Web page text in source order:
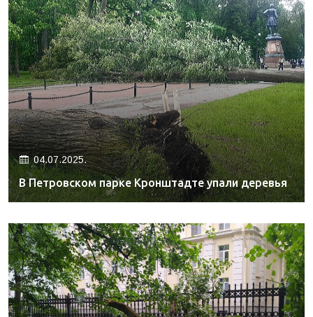
04.07.2025.
В Петровском парке Кронштадте упали деревья